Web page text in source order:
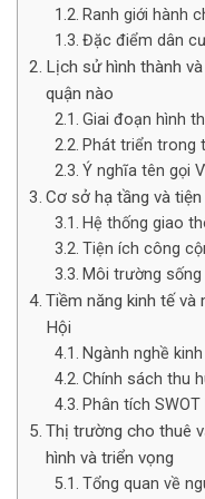
Ranh giới hành
Đặc điểm dân
Lịch sử hình thành
quận nào
Giai đoạn hình
Phát triển trong
Ý nghĩa tên gọi
Cơ sở hạ tầng và
Hệ thống giao
Tiện ích công
Môi trường
Tiềm năng kinh tế
Hội
Ngành nghề
Chính sách thu
Phân tích
Thị trường cho thuê
hình và triển vọng
Tổng quan về